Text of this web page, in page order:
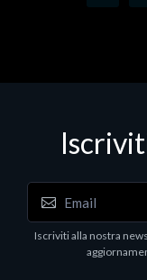
Iscriviti alla nostra